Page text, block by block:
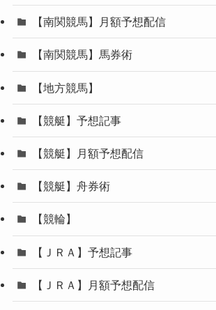
【南関競馬】月額予想配信
【南関競馬】馬券術
【地方競馬】
【競艇】予想記事
【競艇】月額予想配信
【競艇】舟券術
【競輪】
【ＪＲＡ】予想記事
【ＪＲＡ】月額予想配信